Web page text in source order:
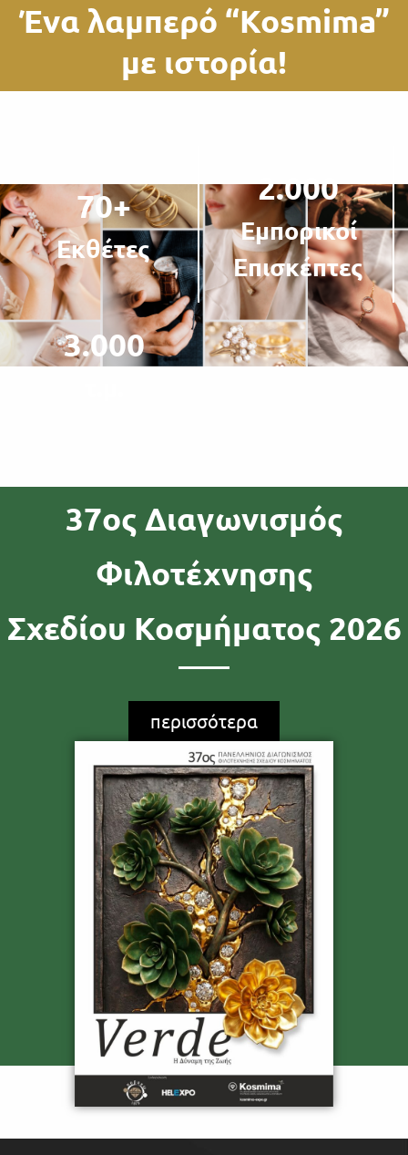
Ένα λαμπερό “Kosmima”
με ιστορία!
70+
Εκθέτες
2.000
Εμπορικοί
Επισκέπτες
3.000
37ος Διαγωνισμός
Φιλοτέχνησης
Σχεδίου Κοσμήματος 2026
περισσότερα